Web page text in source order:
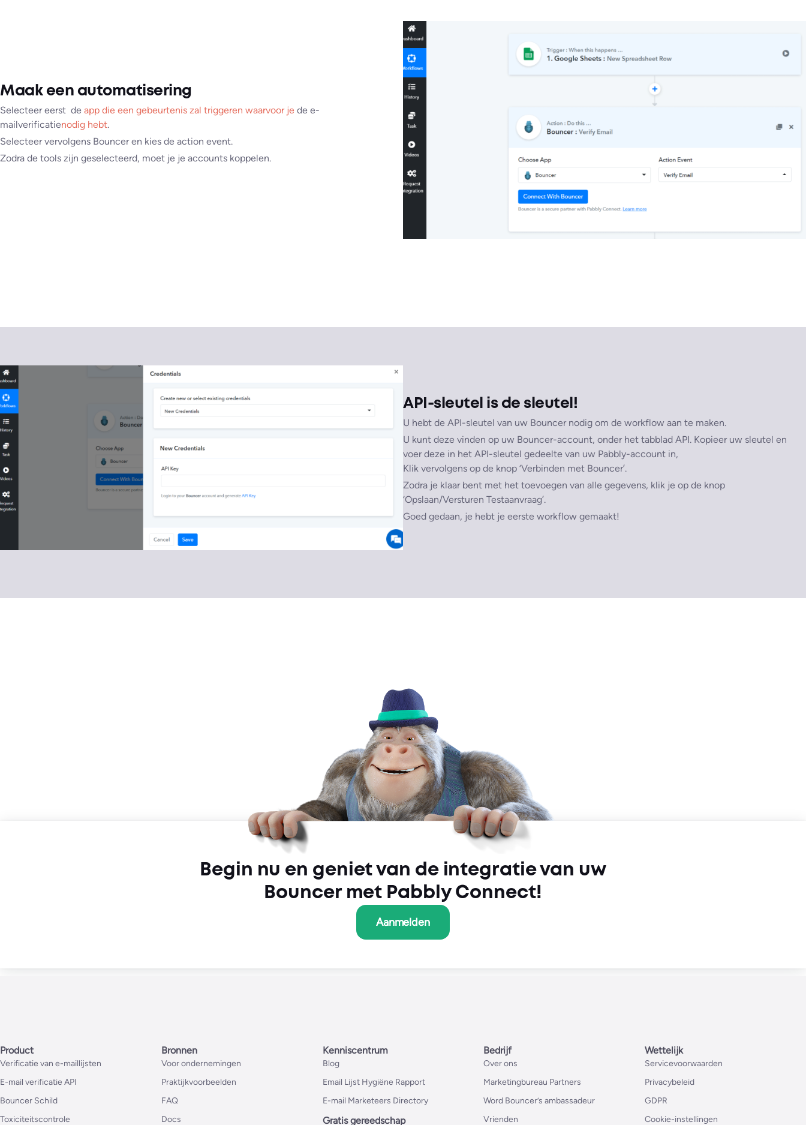
Maak een automatisering
Selecteer eerst de app die een gebeurtenis zal triggeren waarvoor je de e-
mailverificatienodig hebt.
Selecteer vervolgens Bouncer en kies de action event.
Zodra de tools zijn geselecteerd, moet je je accounts koppelen.
API-sleutel is de sleutel!
U hebt de API-sleutel van uw Bouncer nodig om de workflow aan te maken.
U kunt deze vinden op uw Bouncer-account, onder het tabblad API. Kopieer uw sleutel en
voer deze in het API-sleutel gedeelte van uw Pabbly-account in,
Klik vervolgens op de knop ‘Verbinden met Bouncer’.
Zodra je klaar bent met het toevoegen van alle gegevens, klik je op de knop
‘Opslaan/Versturen Testaanvraag’.
Goed gedaan, je hebt je eerste workflow gemaakt!
Begin nu en geniet van de integratie van uw
Bouncer met Pabbly Connect!
Aanmelden
Product
Verificatie van e-maillijsten
E-mail verificatie API
Bouncer Schild
Toxiciteitscontrole
Bronnen
Voor ondernemingen
Praktijkvoorbeelden
FAQ
Docs
Kenniscentrum
Blog
Email Lijst Hygiëne Rapport
E-mail Marketeers Directory
Gratis gereedschap
Bedrijf
Over ons
Marketingbureau Partners
Word Bouncer’s ambassadeur
Vrienden
Wettelijk
Servicevoorwaarden
Privacybeleid
GDPR
Cookie-instellingen